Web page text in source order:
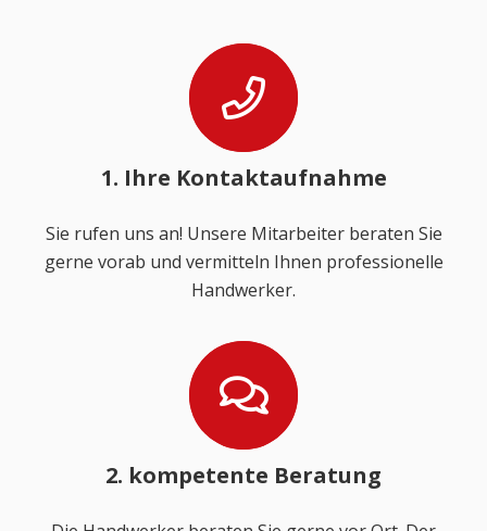
1. Ihre Kontaktaufnahme
Sie rufen uns an! Unsere Mitarbeiter beraten Sie
gerne vorab und vermitteln Ihnen professionelle
Handwerker.
2. kompetente Beratung